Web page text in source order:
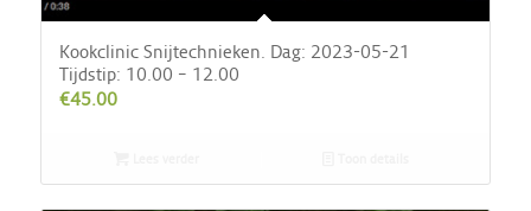
Kookclinic Snijtechnieken. Dag: 2023-05-21
Tijdstip: 10.00 – 12.00
€45.00